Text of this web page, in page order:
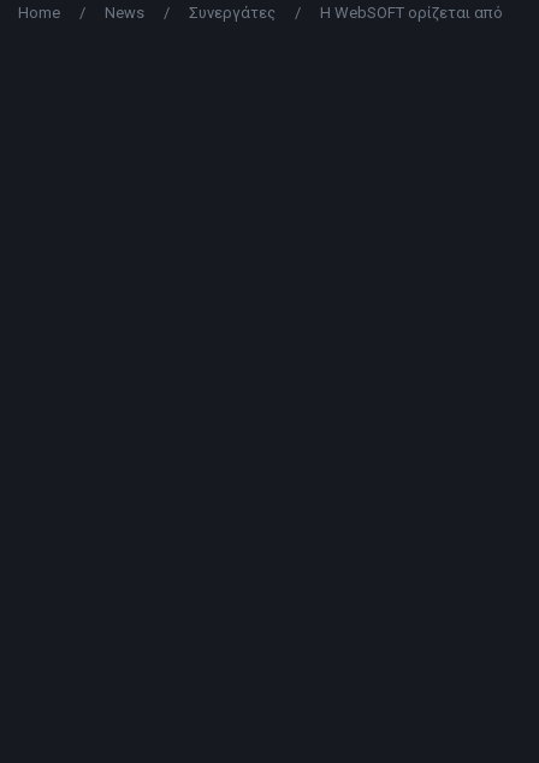
Home / News / Συνεργάτες / Η WebSOFT ορίζεται από